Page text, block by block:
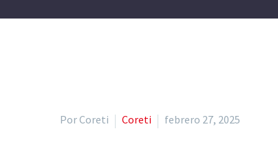
Por Coreti Coreti febrero 27, 2025